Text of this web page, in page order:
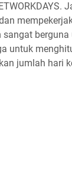
berguna
untuk
jumlah hari